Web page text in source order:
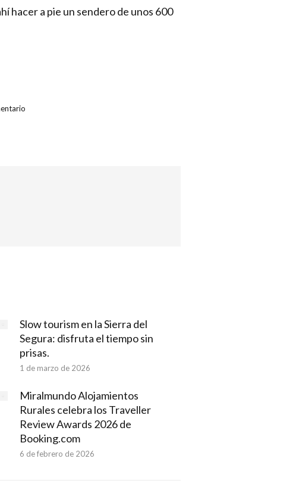
hacer a pie un sendero de unos 600
Slow tourism en la Sierra del
Segura: disfruta el tiempo sin
prisas.
1 de marzo de 2026
Miralmundo Alojamientos
Rurales celebra los Traveller
Review Awards 2026 de
Booking.com
6 de febrero de 2026